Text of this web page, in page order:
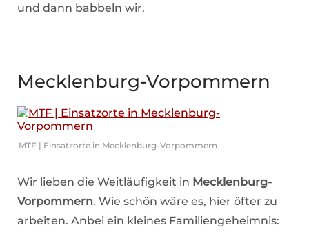
und dann babbeln wir.
Mecklenburg-Vorpommern
MTF | Einsatzorte in Mecklenburg-Vorpommern
Wir lieben die Weitläufigkeit in Mecklenburg-
Vorpommern. Wie schön wäre es, hier öfter zu
arbeiten. Anbei ein kleines Familiengeheimnis: